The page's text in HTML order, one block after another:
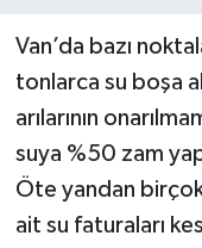
Van’da bazı
tonlarca su boşa
arılarının
suya %50 zam
Öte yandan
ait su faturaları